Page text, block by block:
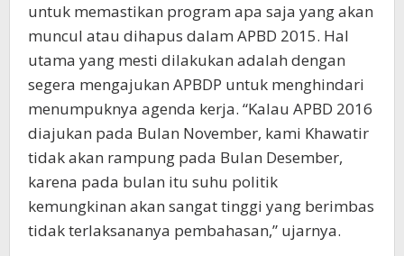
untuk memastikan program apa saja yang akan
muncul atau dihapus dalam APBD 2015. Hal
utama yang mesti dilakukan adalah dengan
segera mengajukan APBDP untuk menghindari
menumpuknya agenda kerja. “Kalau APBD 2016
diajukan pada Bulan November, kami Khawatir
tidak akan rampung pada Bulan Desember,
karena pada bulan itu suhu politik
kemungkinan akan sangat tinggi yang berimbas
tidak terlaksananya pembahasan,” ujarnya.